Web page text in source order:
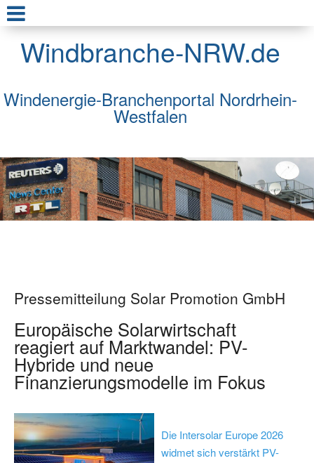
Windbranche-NRW.de
Windenergie-Branchenportal Nordrhein-
Westfalen
Pressemitteilung Solar Promotion GmbH
Europäische Solarwirtschaft
reagiert auf Marktwandel: PV-
Hybride und neue
Finanzierungsmodelle im Fokus
Die Intersolar Europe 2026
widmet sich verstärkt PV-